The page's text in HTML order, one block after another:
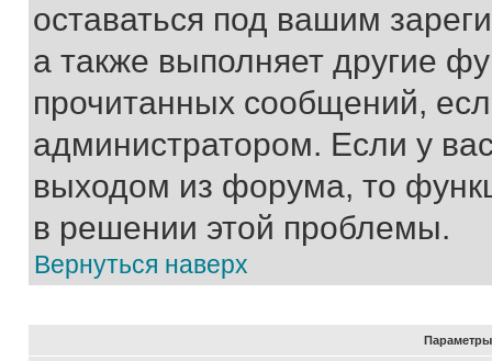
оставаться под вашим
а также выполняет другие
прочитанных сообщений,
администратором. Если у
выходом из форума, то
в решении этой проблемы.
Вернуться наверх
Параметры